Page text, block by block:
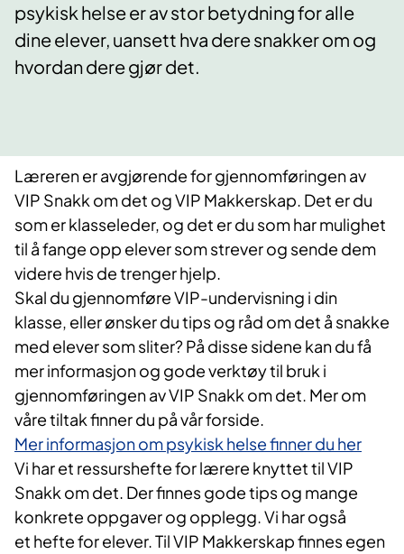
psykisk helse er av stor betydning for alle
dine elever, uansett hva dere snakker om og
hvordan dere gjør det.
Læreren er avgjørende for gjennomføringen av
VIP Snakk om det og VIP Makkerskap. Det er du
som er klasseleder, og det er du som har mulighet
til å fange opp elever som strever og sende dem
videre hvis de trenger hjelp.
Skal du gjennomføre VIP-undervisning i din
klasse, eller ønsker du tips og råd om det å snakke
med elever som sliter? På disse sidene kan du få
mer informasjon og gode verktøy til bruk i
gjennomføringen av VIP Snakk om det. Mer om
våre tiltak finner du på vår forside.
Mer informasjon om psykisk helse finner du her
Vi har et ressurshefte for lærere knyttet til VIP
Snakk om det. Der finnes gode tips og mange
konkrete oppgaver og opplegg. Vi har også
et hefte for elever. Til VIP Makkerskap finnes egen